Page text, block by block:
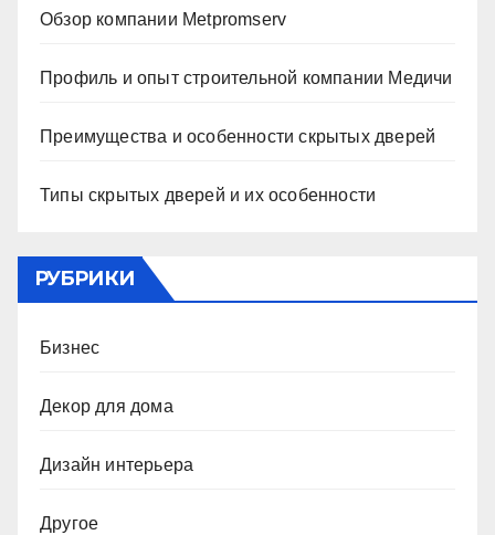
Обзор компании Metpromserv
Профиль и опыт строительной компании Медичи
Преимущества и особенности скрытых дверей
Типы скрытых дверей и их особенности
РУБРИКИ
Бизнес
Декор для дома
Дизайн интерьера
Другое